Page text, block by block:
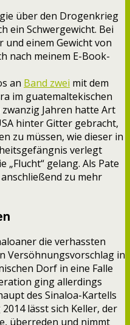
über den Drogenkrieg
ein Schwergewicht. Bei
und einem Gewicht von
nach meinem E-Book-
an Band zwei mit dem
im guatemaltekischen
zwanzig Jahren hatte Art
hinter Gitter gebracht,
zu müssen, wie dieser in
verlegt
„Flucht“ gelang. Als Pate
zu mehr
die verhassten
Versöhnungsvorschlag in
Dorf in eine Falle
ging allerdings
des Sinaloa-Kartells
lässt sich Keller, der
überreden und nimmt